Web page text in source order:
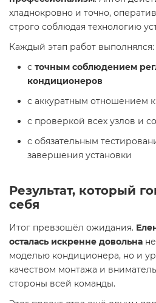
хладнокровно и точно,
строго соблюдая технологию
Каждый этап работ выполнялся:
с точным соблюдением
кондиционеров
с аккуратным отношением
с проверкой всех узлов и
с обязательным
завершения установки
Результат, который
себя
Итог превзошёл ожидания.
осталась искренне довольна
моделью кондиционера, но и
качеством монтажа и
стороны всей команды.